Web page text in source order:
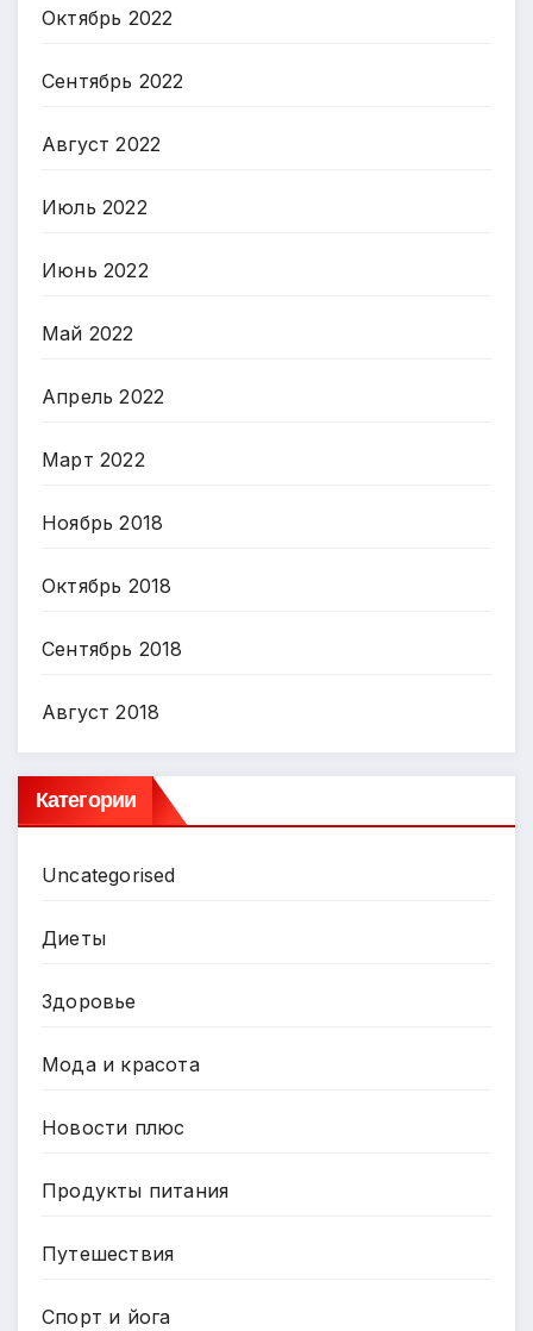
Октябрь 2022
Сентябрь 2022
Август 2022
Июль 2022
Июнь 2022
Май 2022
Апрель 2022
Март 2022
Ноябрь 2018
Октябрь 2018
Сентябрь 2018
Август 2018
Категории
Uncategorised
Диеты
Здоровье
Мода и красота
Новости плюс
Продукты питания
Путешествия
Спорт и йога